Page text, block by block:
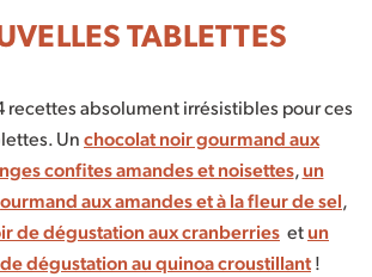
TABLETTES
recettes absolument irrésistibles pour ces
Unchocolat noir gourmand aux
confites amandes et noisettes,un
aux amandes et à la fleur de sel,
de dégustation aux cranberries etun
dégustation au quinoa croustillant!